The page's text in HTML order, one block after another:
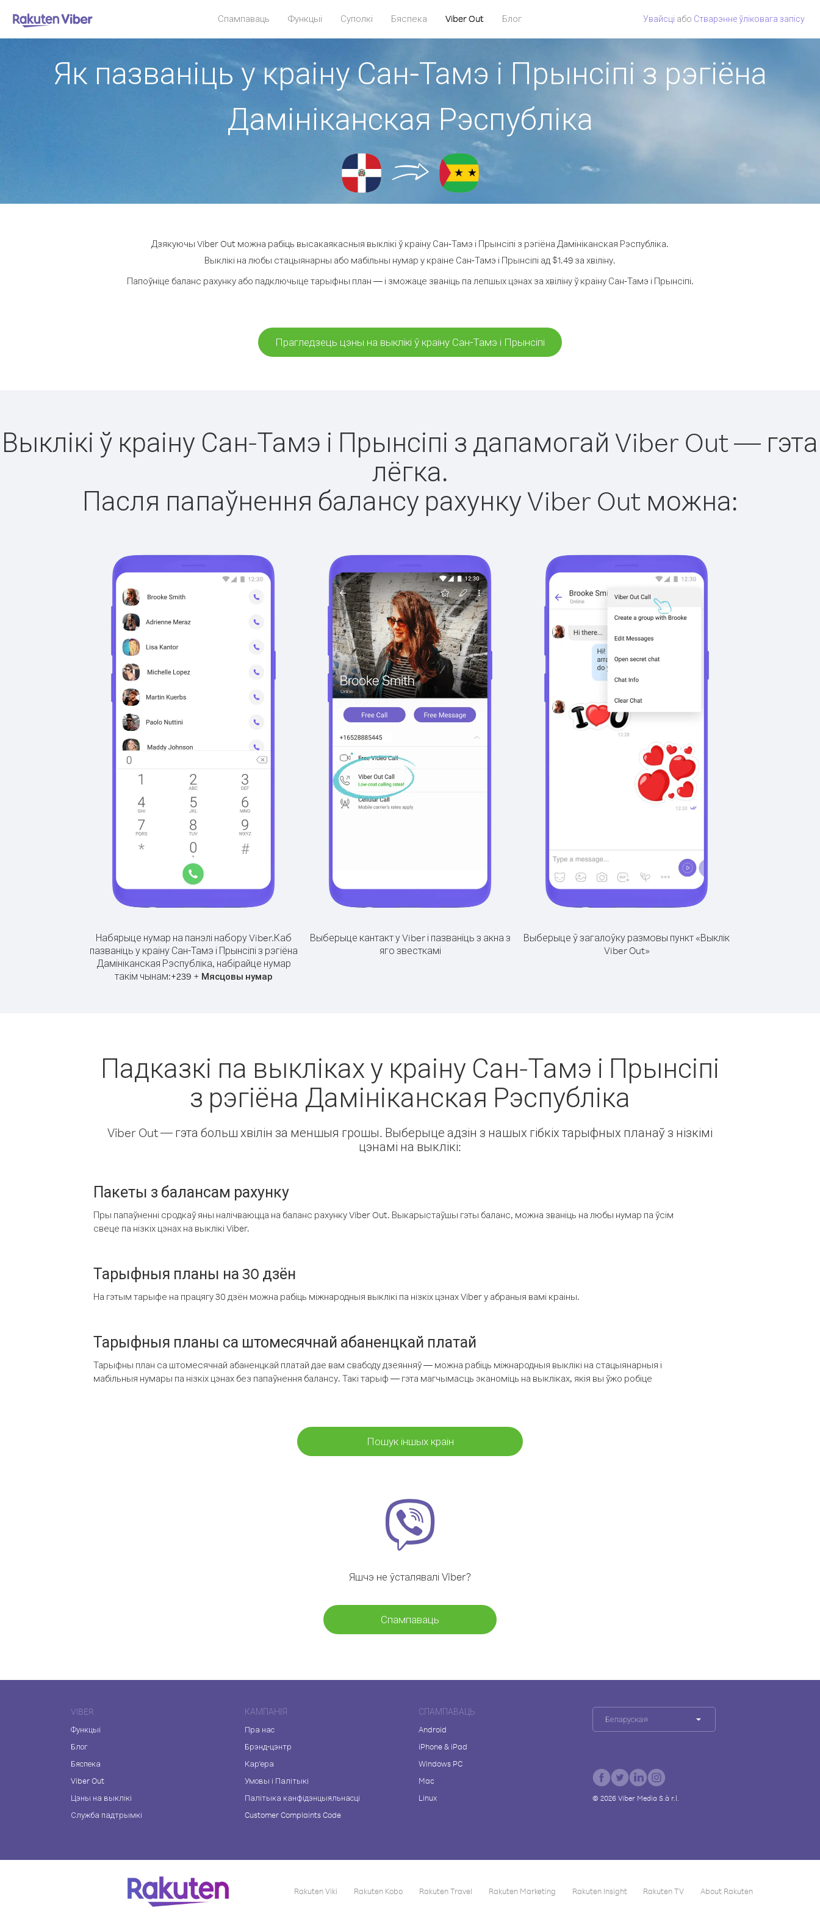
Спампаваць Функцыі Суполкі Бяспека Viber Out Блог Увайсці або Стварэнне ўліковага запісу
Як пазваніць у краіну Сан-Тамэ і Прынсіпі з рэгіёна
Дамініканская Рэспубліка
Дзякуючы Viber Out можна рабіць высакаякасныя выклікі ў краіну Сан-Тамэ і Прынсіпі з рэгіёна Дамініканская Рэспубліка.
Выклікі на любы стацыянарны або мабільны нумар у краіне Сан-Тамэ і Прынсіпі ад $1.49 за хвіліну.
Папоўніце баланс рахунку або падключыце тарыфны план — і зможаце званіць па лепшых цэнах за хвіліну ў краіну Сан-Тамэ і Прынсіпі.
Прагледзець цэны на выклікі ў краіну Сан-Тамэ і Прынсіпі
Выклікі ў краіну Сан-Тамэ і Прынсіпі з дапамогай Viber Out — гэта
лёгка.
Пасля папаўнення балансу рахунку Viber Out можна:
Набярыце нумар на панэлі набору Viber.Каб
пазваніць у краіну Сан-Тамэ і Прынсіпі з рэгіёна
Дамініканская Рэспубліка, набірайце нумар
такім чынам:+239 + Мясцовы нумар
Выберыце кантакт у Viber і пазваніць з акна з
яго звесткамі
Выберыце ў загалоўку размовы пункт «Выклік
Viber Out»
Падказкі па выкліках у краіну Сан-Тамэ і Прынсіпі
з рэгіёна Дамініканская Рэспубліка
Viber Out — гэта больш хвілін за меншыя грошы. Выберыце адзін з нашых гібкіх тарыфных планаў з нізкімі
цэнамі на выклікі:
Пакеты з балансам рахунку
Пры папаўненні сродкаў яны налічваюцца на баланс рахунку Viber Out. Выкарыстаўшы гэты баланс, можна званіць на любы нумар па ўсім
свеце па нізкіх цэнах на выклікі Viber.
Тарыфныя планы на 30 дзён
На гэтым тарыфе на працягу 30 дзён можна рабіць міжнародныя выклікі па нізкіх цэнах Viber у абраныя вамі краіны.
Тарыфныя планы са штомесячнай абаненцкай платай
Тарыфны план са штомесячнай абаненцкай платай дае вам свабоду дзеянняў — можна рабіць міжнародныя выклікі на стацыянарныя і
мабільныя нумары па нізкіх цэнах без папаўнення балансу. Такі тарыф — гэта магчымасць эканоміць на выкліках, якія вы ўжо робіце
Пошук іншых краін
Яшчэ не ўсталявалі Viber?
Спампаваць
VIBER
Функцыі
Блог
Бяспека
Viber Out
Цэны на выклікі
Служба падтрымкі
КАМПАНІЯ
Пра нас
Брэнд-цэнтр
Кар'ера
Умовы і Палітыкі
Палітыка канфідэнцыяльнасці
Customer Complaints Code
СПАМПАВАЦЬ
Android
iPhone & iPad
Windows PC
Mac
Linux
Беларуская
© 2026 Viber Media S.à r.l.
Rakuten Viki Rakuten Kobo Rakuten Travel Rakuten Marketing Rakuten Insight Rakuten TV About Rakuten